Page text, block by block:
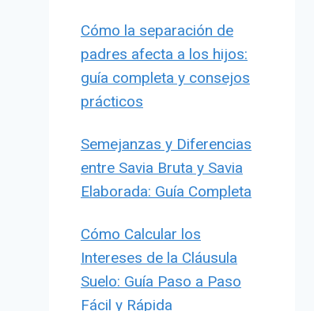
Cómo la separación de
padres afecta a los hijos:
guía completa y consejos
prácticos
Semejanzas y Diferencias
entre Savia Bruta y Savia
Elaborada: Guía Completa
Cómo Calcular los
Intereses de la Cláusula
Suelo: Guía Paso a Paso
Fácil y Rápida